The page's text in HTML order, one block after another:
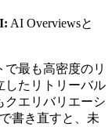
AI Overviewsと
最も高密度のリ
したリトリーバル
クエリバリエーシ
書き直すと、未